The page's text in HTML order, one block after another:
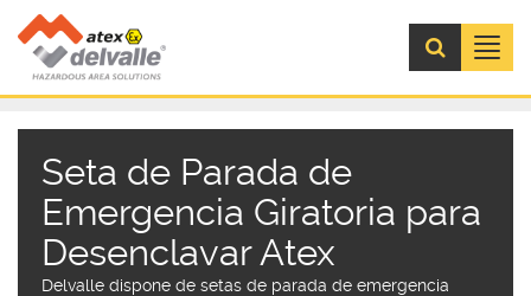
Menú
Seta de Parada de
Emergencia Giratoria para
Desenclavar Atex
Delvalle dispone de setas de parada de emergencia